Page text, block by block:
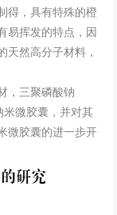
得，具有特殊的橙
易挥发的特点，因
天然高分子材料，
，三聚磷酸钠
微胶囊，并对其
微胶囊的进一步开